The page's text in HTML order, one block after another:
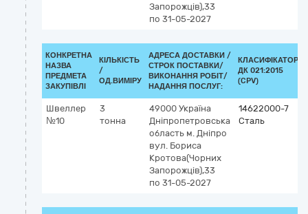
Запорожців),33
по 31-05-2027
КОНКРЕТНА
НАЗВА
ПРЕДМЕТА
ЗАКУПІВЛІ
КІЛЬКІСТЬ
/
ОД.ВИМІРУ
АДРЕСА ДОСТАВКИ /
СТРОК ПОСТАВКИ/
ВИКОНАННЯ РОБІТ/
НАДАННЯ ПОСЛУГ:
КЛАСИФІКАТОР
ДК 021:2015
(CPV)
Швеллер
№10
3
тонна
49000 Україна
Дніпропетровська
область м. Дніпро
вул. Бориса
Кротова(Чорних
Запорожців),33
по 31-05-2027
14622000-7
Сталь